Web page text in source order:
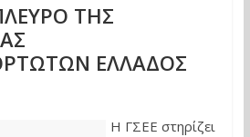
ΤΗΣ
ΕΛΛΑΔΟΣ
Η ΓΣΕΕ στηρίζει